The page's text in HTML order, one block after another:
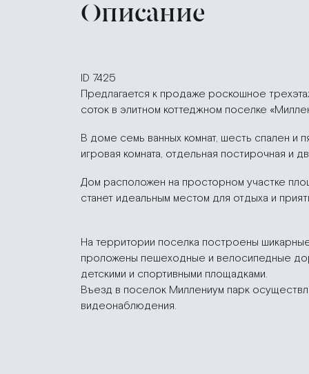
Описание
ID 7425
Предлагается к продаже роскошное
соток в элитном коттеджном поселке
В доме семь ванных комнат, шесть спален и
игровая комната, отдельная постирочная и
Дом расположен на просторном участке
станет идеальным местом для отдыха и
На территории поселка построены
проложены пешеходные и велосипедные
детскими и спортивными площадками.
Въезд в поселок Миллениум парк
видеонаблюдения.